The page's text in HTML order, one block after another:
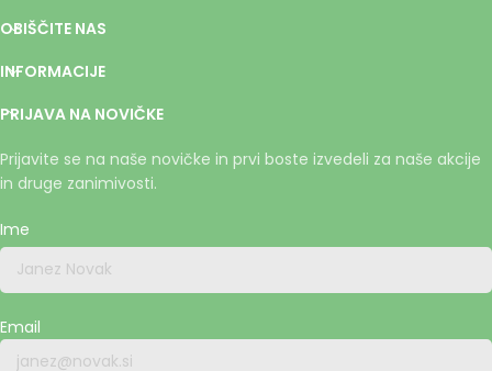
OBIŠČITE NAS
INFORMACIJE
PRIJAVA NA NOVIČKE
Prijavite se na naše novičke in prvi boste izvedeli za naše akcije
in druge zanimivosti.
Ime
Email